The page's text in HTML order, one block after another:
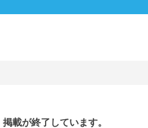
載が終了しています。